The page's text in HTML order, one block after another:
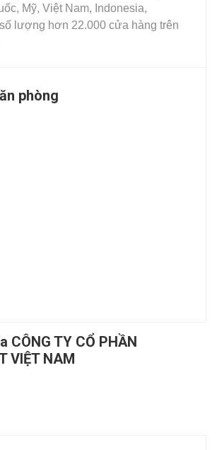
Mỹ, Việt Nam, Indonesia,
lượng hơn 22.000 cửa hàng trên
phòng
CÔNG TY CỔ PHẦN
VIỆT NAM